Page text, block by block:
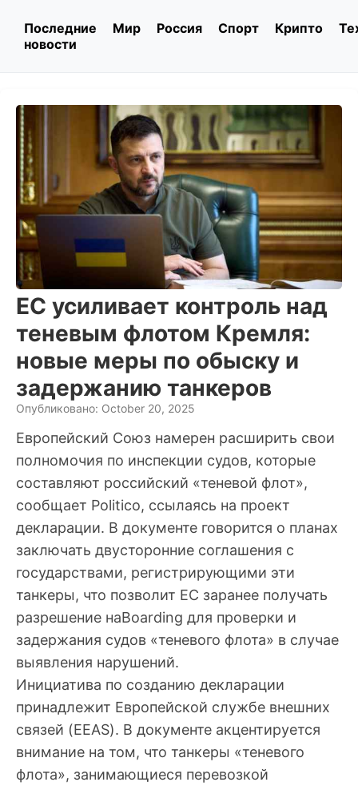
Последние
новости
Мир Россия Спорт Крипто
ЕС усиливает контроль над
теневым флотом Кремля:
новые меры по обыску и
задержанию танкеров
Опубликовано: October 20, 2025
Европейский Союз намерен расширить свои
полномочия по инспекции судов, которые
составляют российский «теневой флот»,
сообщает Politico, ссылаясь на проект
декларации. В документе говорится о планах
заключать двусторонние соглашения с
государствами, регистрирующими эти
танкеры, что позволит ЕС заранее получать
разрешение наBoarding для проверки и
задержания судов «теневого флота» в случае
выявления нарушений.
Инициатива по созданию декларации
принадлежит Европейской службе внешних
связей (EEAS). В документе акцентируется
внимание на том, что танкеры «теневого
флота», занимающиеся перевозкой